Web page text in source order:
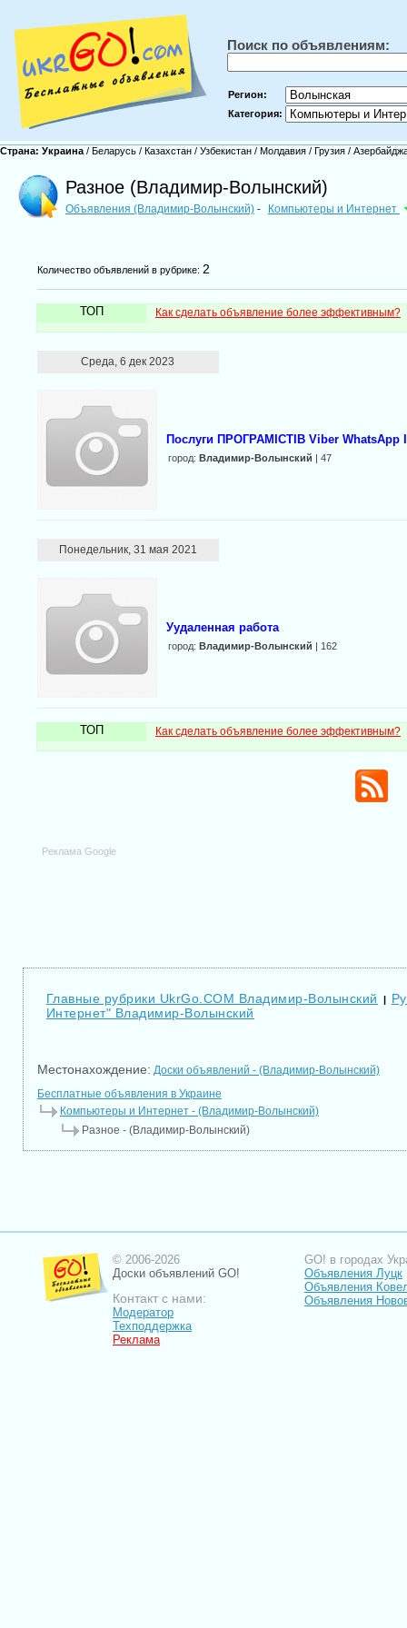
Поиск по объявлениям:
Регион:
Категория:
Страна: Украина / Беларусь / Казахстан / Узбекистан / Молдавия / Грузия /
Разное (Владимир-Волынский)
Объявления (Владимир-Волынский) - Компьютеры и Интернет
Количество объявлений в рубрике: 2
ТОП Как сделать объявление более эффективным?
Среда, 6 дек 2023
Послуги ПРОГРАМІСТІВ Viber WhatsApp
город: Владимир-Волынский | 47
Понедельник, 31 мая 2021
Уудаленная работа
город: Владимир-Волынский | 162
ТОП Как сделать объявление более эффективным?
Реклама Google
Главные рубрики UkrGo.COM Владимир-Волынский |
Интернет" Владимир-Волынский
Местонахождение: Доски объявлений - (Владимир-Волынский)
Бесплатные объявления в Украине
Компьютеры и Интернет - (Владимир-Волынский)
Разное - (Владимир-Волынский)
© 2006-2026
Доски объявлений GO!
Контакт с нами:
Модератор
Техподдержка
Реклама
GO! в городах
Объявления Луцк
Объявления
Объявления